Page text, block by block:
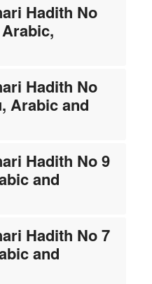
Hadith No
Hadith No
Arabic and
Hadith No 9
and
Hadith No 7
and